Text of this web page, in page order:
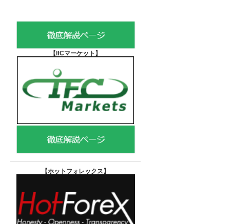
【IfCマーケット 】
【ホットフォレックス】